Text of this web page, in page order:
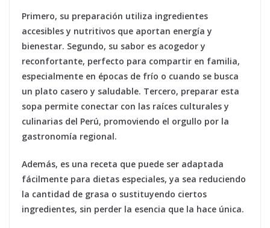
Primero, su preparación utiliza ingredientes
accesibles y nutritivos que aportan energía y
bienestar. Segundo, su sabor es acogedor y
reconfortante, perfecto para compartir en familia,
especialmente en épocas de frío o cuando se busca
un plato casero y saludable. Tercero, preparar esta
sopa permite conectar con las raíces culturales y
culinarias del Perú, promoviendo el orgullo por la
gastronomía regional.
Además, es una receta que puede ser adaptada
fácilmente para dietas especiales, ya sea reduciendo
la cantidad de grasa o sustituyendo ciertos
ingredientes, sin perder la esencia que la hace única.